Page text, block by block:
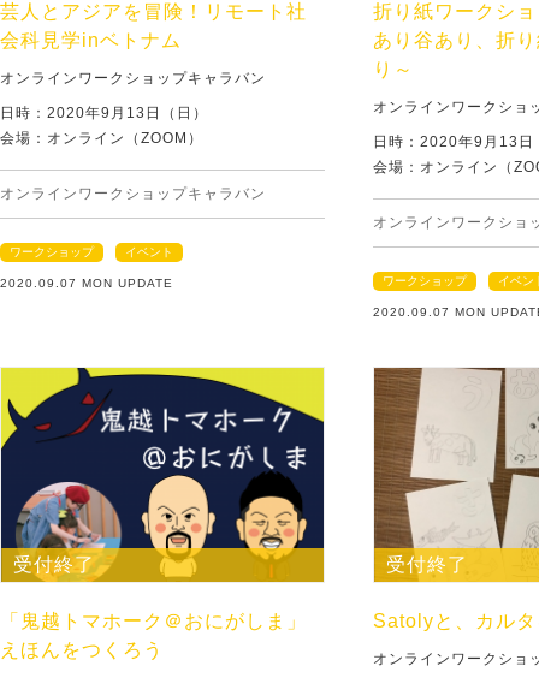
芸人とアジアを冒険！リモート社
会科見学inベトナム
オンラインワークショップキャラバン
日時：2020年9月13日（日）
会場：オンライン（ZOOM）
オンラインワークショップキャラバン
ワークショップ イベント
2020.09.07 MON UPDATE
折り紙ワークシ
あり谷あり、折
り～
オンラインワークショ
日時：2020年9月13日
会場：オンライン（
オンラインワークショ
ワークショップ イベン
2020.09.07 MON
受付終了
「鬼越トマホーク＠おにがしま」
えほんをつくろう
受付終了
Satolyと、カル
オンラインワークショ